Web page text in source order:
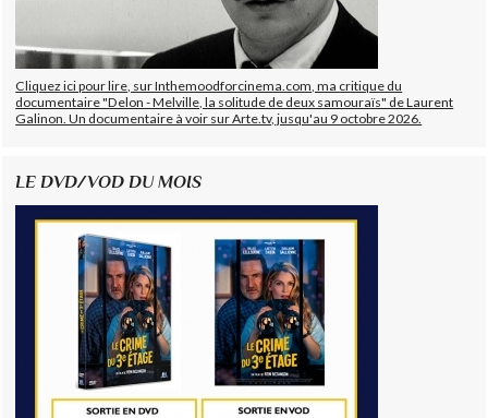
Cliquez ici pour lire, sur Inthemoodforcinema.com, ma critique du
documentaire "Delon - Melville, la solitude de deux samouraïs" de Laurent
Galinon. Un documentaire à voir sur Arte.tv, jusqu'au 9 octobre 2026.
LE DVD/VOD DU MOIS